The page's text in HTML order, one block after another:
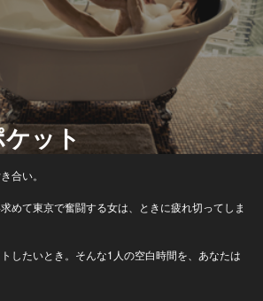
ット
合い。
めて東京で奮闘する女は、ときに疲れ切ってしま
したいとき。そんな1人の空白時間を、あなたは